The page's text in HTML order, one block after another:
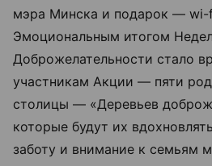
мэра Минска и подарок — wi-
Эмоциональным итогом
Доброжелательности стало
участникам Акции — пяти
столицы — «Деревьев
которые будут их
заботу и внимание к семьям